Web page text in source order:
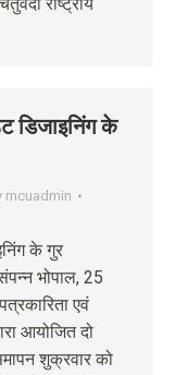
डिजाइनिंग के
mcuadmin
के गुर
भोपाल, 25
एवं
आयोजित दो
शुक्रवार को